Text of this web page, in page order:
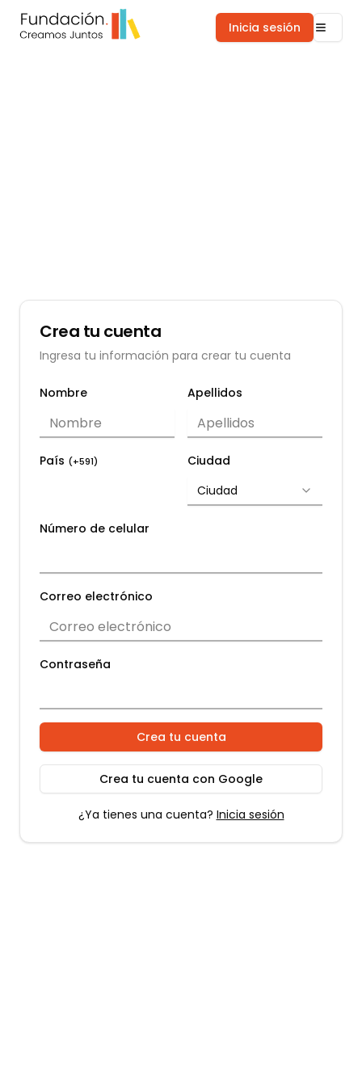
Inicia sesión
Crea tu cuenta
Ingresa tu información para crear tu cuenta
Nombre Apellidos
País (+591)
Ciudad
Ciudad
Número de celular
Correo electrónico
Contraseña
Crea tu cuenta
Crea tu cuenta con Google
¿Ya tienes una cuenta? Inicia sesión